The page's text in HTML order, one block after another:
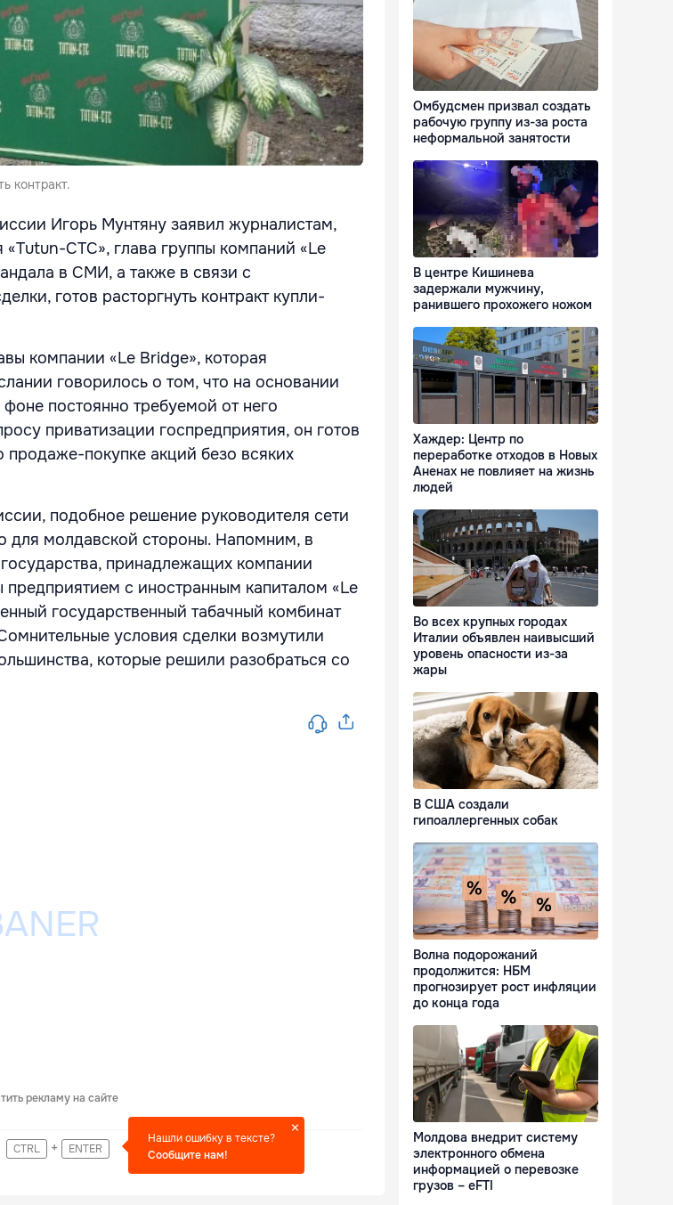
контракт.
Игорь Мунтяну заявил журналистам,
CTC», глава группы компаний «Le
в СМИ, а также в связи с
готов расторгнуть контракт купли-
компании «Lе Bridge», которая
говорилось о том, что на основании
постоянно требуемой от него
приватизации госпредприятия, он готов
продаже-покупке акций безо всяких
подобное решение руководителя сети
для молдавской стороны. Напомним, в
принадлежащих компании
с иностранным капиталом «Le
государственный табачный комбинат
условия сделки возмутили
которые решили разобраться со
рекламу на сайте
CTRL + ENTER
Нашли ошибку в тексте?
Сообщите нам!
Омбудсмен призвал создать
рабочую группу из-за роста
неформальной занятости
В центре Кишинева
задержали мужчину,
ранившего прохожего ножом
Хаждер: Центр по
переработке отходов в Новых
Аненах не повлияет на жизнь
людей
Во всех крупных городах
Италии объявлен наивысший
уровень опасности из-за
жары
В США создали
гипоаллергенных собак
Волна подорожаний
продолжится: НБМ
прогнозирует рост инфляции
до конца года
Молдова внедрит систему
электронного обмена
информацией о перевозке
грузов – eFTI